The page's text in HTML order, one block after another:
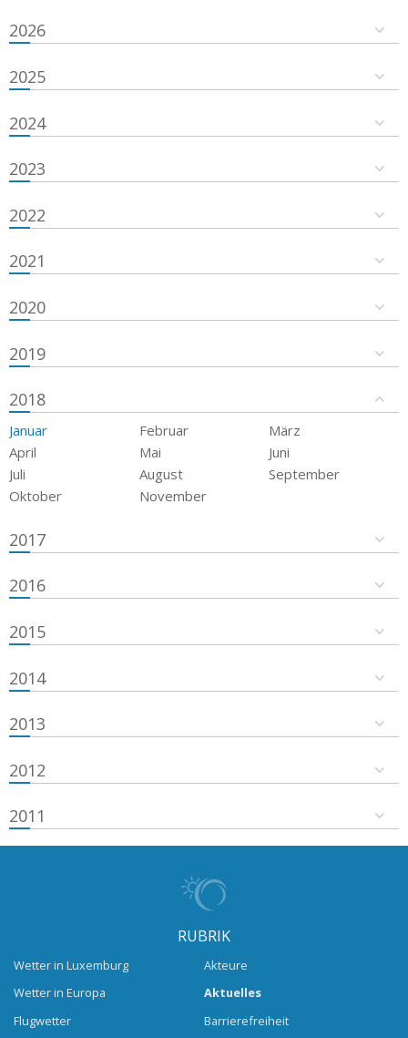
2026
2025
2024
2023
2022
2021
2020
2019
2018
Januar Februar
März
April
Mai
Juni
Juli
August
September
Oktober
November
2017
2016
2015
2014
2013
2012
2011
RUBRIK
Wetter in Luxemburg
Wetter in Europa
Flugwetter
Akteure
Aktuelles
Barrierefreiheit